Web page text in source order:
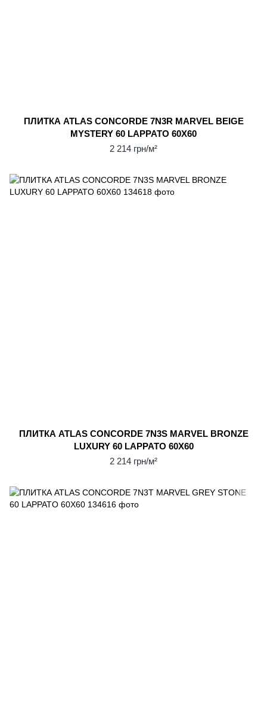
ПЛИТКА ATLAS CONCORDE 7N3R MARVEL BEIGE
MYSTERY 60 LAPPATO 60X60
2 214 грн/м²
ПЛИТКА ATLAS CONCORDE 7N3S MARVEL BRONZE
LUXURY 60 LAPPATO 60X60
2 214 грн/м²